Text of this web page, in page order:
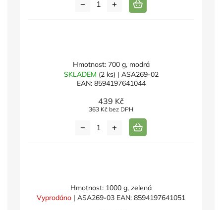
Hmotnost: 700 g, modrá
SKLADEM (2 ks) | ASA269-02
EAN: 8594197641044
439 Kč
363 Kč bez DPH
Hmotnost: 1000 g, zelená
Vyprodáno | ASA269-03 EAN: 8594197641051